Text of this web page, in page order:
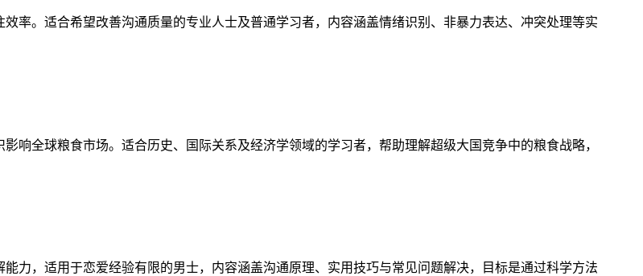
率。适合希望改善沟通质量的专业人士及普通学习者，内容涵盖情绪识别、非暴力表达、冲突处理等实
响全球粮食市场。适合历史、国际关系及经济学领域的学习者，帮助理解超级大国竞争中的粮食战略，
力，适用于恋爱经验有限的男士，内容涵盖沟通原理、实用技巧与常见问题解决，目标是通过科学方法